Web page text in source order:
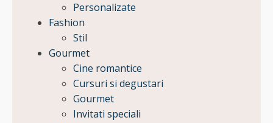
Personalizate
Fashion
Stil
Gourmet
Cine romantice
Cursuri si degustari
Gourmet
Invitati speciali